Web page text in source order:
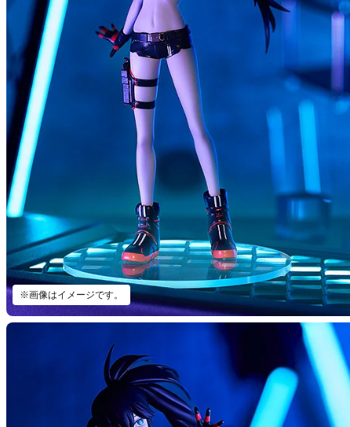
※画像はイメージです。